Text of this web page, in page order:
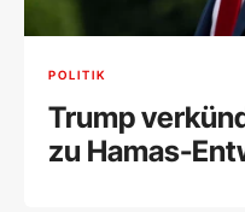
POLITIK
Trump
zu Hamas-